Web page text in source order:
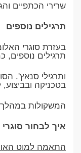
שרירי הכתפיים
תרגילים נוספים
בעזרת סוגרי
תרגילים נוספים,
ותרגילי סנאץ'.
בטכניקה
המשקולות במהלך
איך לבחור סוגרי
התאמה למוט